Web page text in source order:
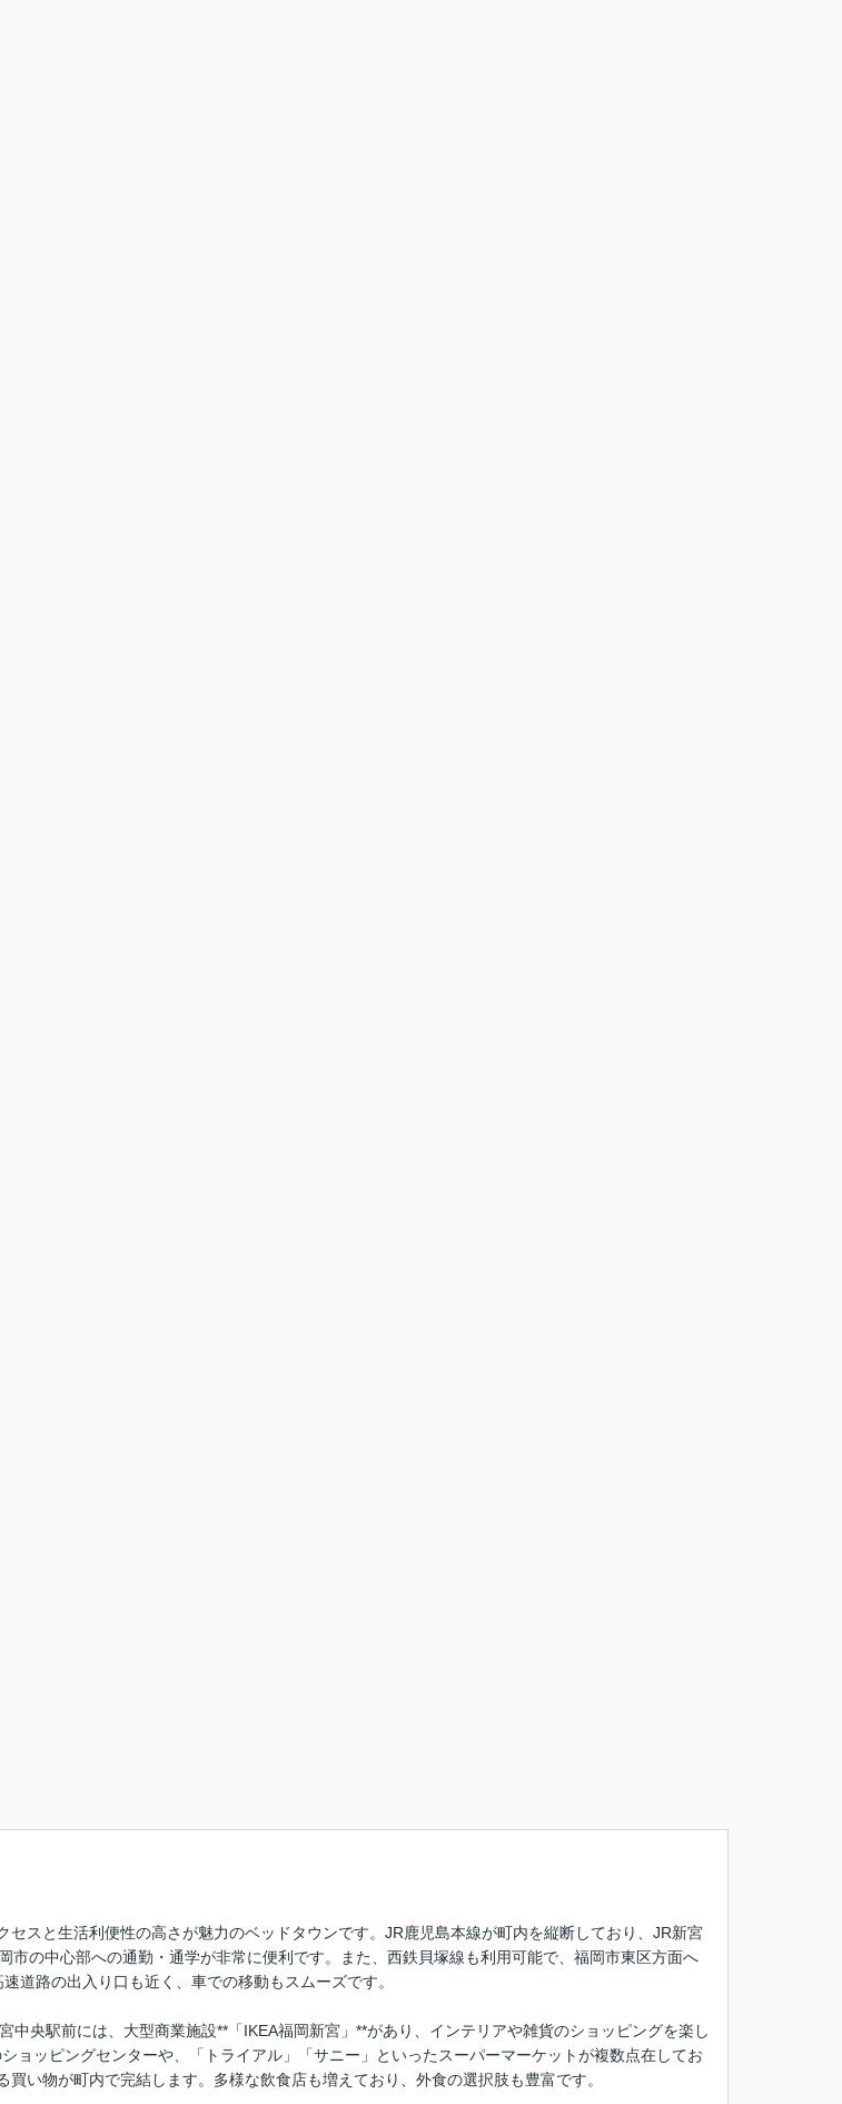
セスと生活利便性の高さが魅力のベッドタウンです。JR鹿児島本線が町内を縦断しており、JR新宮
市の中心部への通勤・通学が非常に便利です。また、西鉄貝塚線も利用可能で、福岡市東区方面へ
道路の出入り口も近く、車での移動もスムーズです。
中央駅前には、大型商業施設**「IKEA福岡新宮」**があり、インテリアや雑貨のショッピングを楽し
ョッピングセンターや、「トライアル」「サニー」といったスーパーマーケットが複数点在してお
買い物が町内で完結します。多様な飲食店も増えており、外食の選択肢も豊富です。